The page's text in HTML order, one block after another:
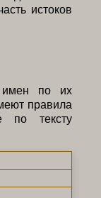
истоков
имен по их
правила
по тексту